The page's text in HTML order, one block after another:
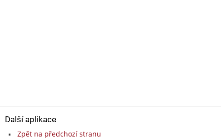
Další aplikace
Zpět na předchozí stranu